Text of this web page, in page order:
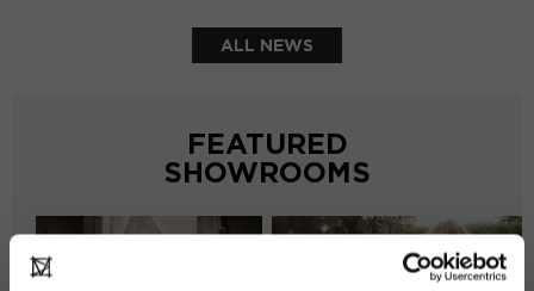
ALL NEWS
FEATURED
SHOWROOMS